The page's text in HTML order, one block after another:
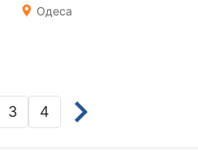
Одеса
3 4